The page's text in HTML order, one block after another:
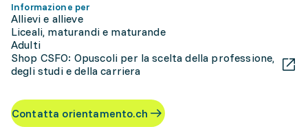
Informazione per
Allievi e allieve
Liceali, maturandi e maturande
Adulti
Shop CSFO: Opuscoli per la scelta della professione,
degli studi e della carriera
Contatta orientamento.ch